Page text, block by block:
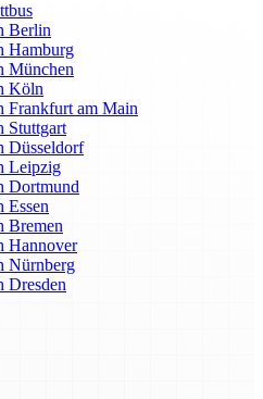
Berlin
Hamburg
München
Köln
Frankfurt am Main
Stuttgart
Düsseldorf
Leipzig
Dortmund
Essen
Bremen
Hannover
Nürnberg
Dresden